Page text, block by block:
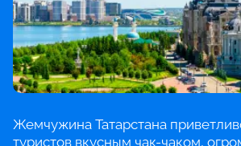
Жемчужина Татарстана
туристов вкусным чак-чаком,